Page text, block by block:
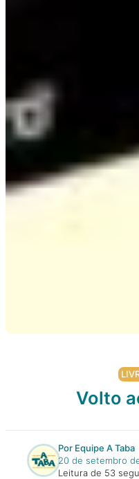
Volto
Por Equipe A Taba
20 de setembro
Leitura de 53